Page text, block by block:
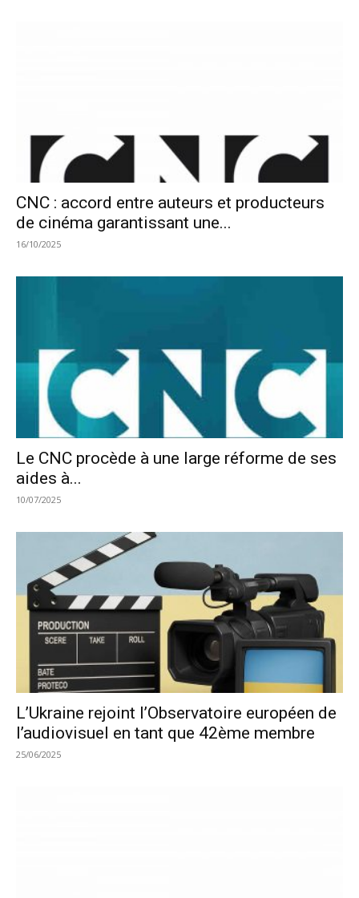
CNC : accord entre auteurs et producteurs
de cinéma garantissant une...
16/10/2025
Le CNC procède à une large réforme de ses
aides à...
10/07/2025
L’Ukraine rejoint l’Observatoire européen de
l’audiovisuel en tant que 42ème membre
25/06/2025